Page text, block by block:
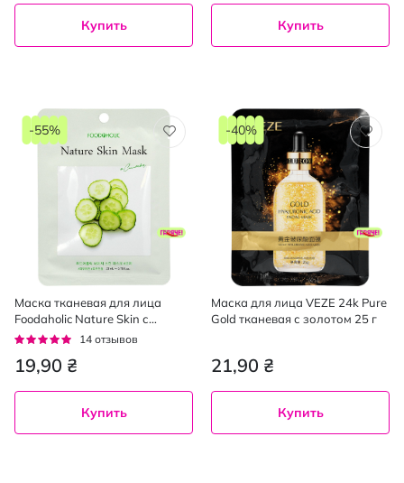
Купить Купить
Маска тканевая для лица
Foodaholic Nature Skin с
экстрактом огурца 23 мл
Рейтинг:
14 отзывов
19,90 ₴
-55%
Купить
Маска для лица VEZE 24k Pure
Gold тканевая с золотом 25 г
21,90 ₴
-40%
Купить